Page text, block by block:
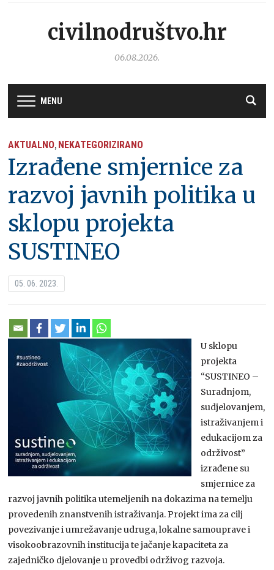
civilnodruštvo.hr
06.08.2026.
MENU
AKTUALNO, NEKATEGORIZIRANO
Izrađene smjernice za
razvoj javnih politika u
sklopu projekta
SUSTINEO
05. 06. 2023.
U sklopu
projekta
“SUSTINEO –
Suradnjom,
sudjelovanjem,
istraživanjem i
edukacijom za
održivost”
izrađene su
smjernice za
razvoj javnih politika utemeljenih na dokazima na temelju
provedenih znanstvenih istraživanja. Projekt ima za cilj
povezivanje i umrežavanje udruga, lokalne samouprave i
visokoobrazovnih institucija te jačanje kapaciteta za
zajedničko djelovanje u provedbi održivog razvoja.